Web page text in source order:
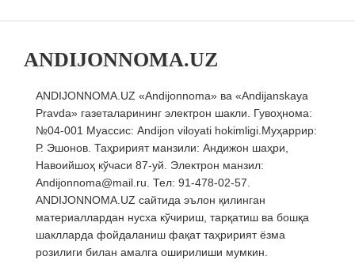
ANDIJONNOMA.UZ
ANDIJONNOMA.UZ «Andijonnoma» ва «Andijanskaya
Pravda» газеталарининг электрон шакли. Гувоҳнома:
№04-001 Муассис: Andijon viloyati hokimligi.Муҳаррир:
Р. Эшонов. Таҳририят манзили: Андижон шаҳри,
Навоийшоҳ кўчаси 87-уй. Электрон манзил:
Andijonnoma@mail.ru. Тел: 91-478-02-57.
ANDIJONNOMA.UZ сайтида эълон қилинган
материаллардан нусха кўчириш, тарқатиш ва бошқа
шаклларда фойдаланиш фақат таҳририят ёзма
розилиги билан амалга оширилиши мумкин.